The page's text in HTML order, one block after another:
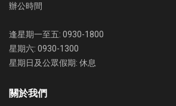
辦公時間
逢星期一至五: 0930-1800
星期六: 0930-1300
星期日及公眾假期: 休息
關於我們